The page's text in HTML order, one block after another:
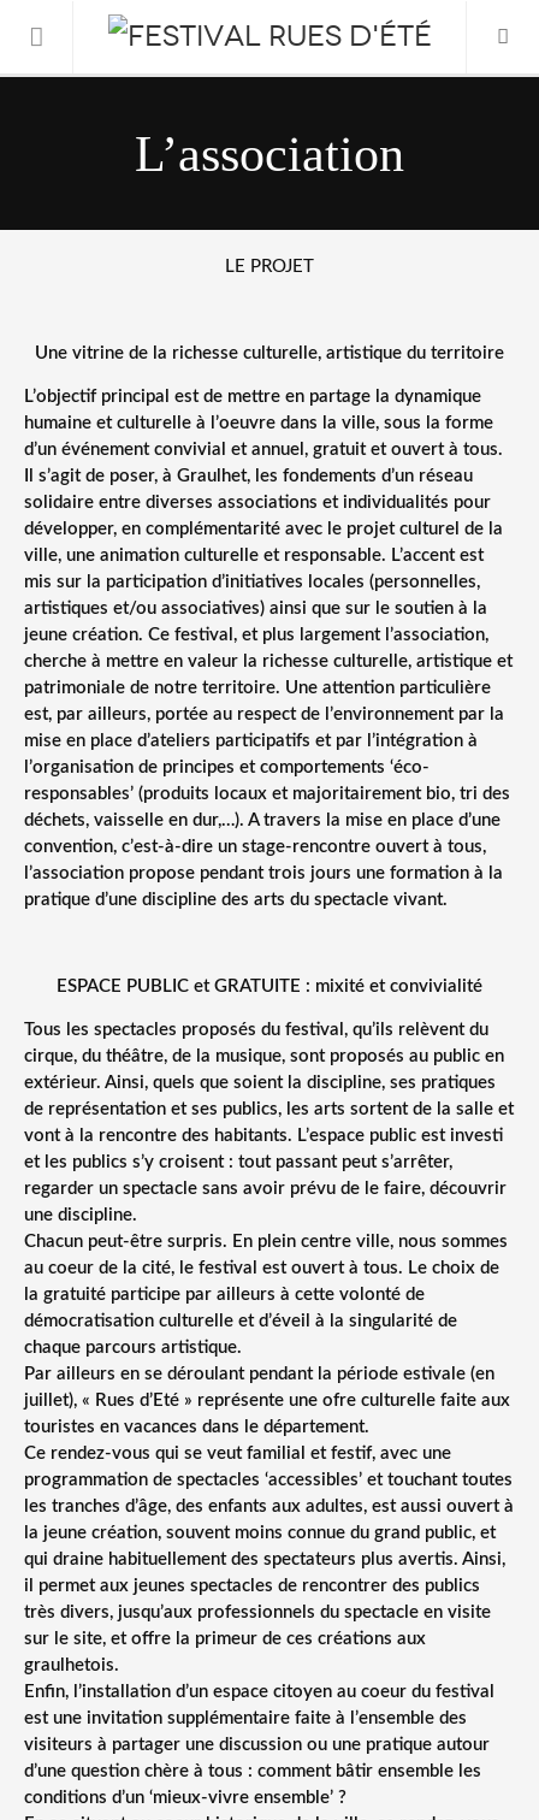
L’association
LE PROJET
Une vitrine de la richesse culturelle, artistique du territoire
L’objectif principal est de mettre en partage la dynamique
humaine et culturelle à l’oeuvre dans la ville, sous la forme
d’un événement convivial et annuel, gratuit et ouvert à tous.
Il s’agit de poser, à Graulhet, les fondements d’un réseau
solidaire entre diverses associations et individualités pour
développer, en complémentarité avec le projet culturel de la
ville, une animation culturelle et responsable. L’accent est
mis sur la participation d’initiatives locales (personnelles,
artistiques et/ou associatives) ainsi que sur le soutien à la
jeune création. Ce festival, et plus largement l’association,
cherche à mettre en valeur la richesse culturelle, artistique et
patrimoniale de notre territoire. Une attention particulière
est, par ailleurs, portée au respect de l’environnement par la
mise en place d’ateliers participatifs et par l’intégration à
l’organisation de principes et comportements ‘éco-
responsables’ (produits locaux et majoritairement bio, tri des
déchets, vaisselle en dur,…). A travers la mise en place d’une
convention, c’est-à-dire un stage-rencontre ouvert à tous,
l’association propose pendant trois jours une formation à la
pratique d’une discipline des arts du spectacle vivant.
ESPACE PUBLIC et GRATUITE : mixité et convivialité
Tous les spectacles proposés du festival, qu’ils relèvent du
cirque, du théâtre, de la musique, sont proposés au public en
extérieur. Ainsi, quels que soient la discipline, ses pratiques
de représentation et ses publics, les arts sortent de la salle et
vont à la rencontre des habitants. L’espace public est investi
et les publics s’y croisent : tout passant peut s’arrêter,
regarder un spectacle sans avoir prévu de le faire, découvrir
une discipline.
Chacun peut-être surpris. En plein centre ville, nous sommes
au coeur de la cité, le festival est ouvert à tous. Le choix de
la gratuité participe par ailleurs à cette volonté de
démocratisation culturelle et d’éveil à la singularité de
chaque parcours artistique.
Par ailleurs en se déroulant pendant la période estivale (en
juillet), « Rues d’Eté » représente une ofre culturelle faite aux
touristes en vacances dans le département.
Ce rendez-vous qui se veut familial et festif, avec une
programmation de spectacles ‘accessibles’ et touchant toutes
les tranches d’âge, des enfants aux adultes, est aussi ouvert à
la jeune création, souvent moins connue du grand public, et
qui draine habituellement des spectateurs plus avertis. Ainsi,
il permet aux jeunes spectacles de rencontrer des publics
très divers, jusqu’aux professionnels du spectacle en visite
sur le site, et offre la primeur de ces créations aux
graulhetois.
Enfin, l’installation d’un espace citoyen au coeur du festival
est une invitation supplémentaire faite à l’ensemble des
visiteurs à partager une discussion ou une pratique autour
d’une question chère à tous : comment bâtir ensemble les
conditions d’un ‘mieux-vivre ensemble’ ?